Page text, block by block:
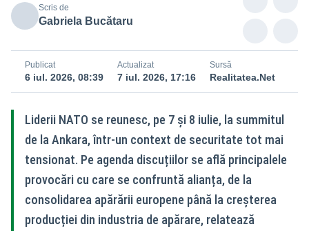
Scris de
Gabriela Bucătaru
Publicat
6 iul. 2026, 08:39
Actualizat
7 iul. 2026, 17:16
Sursă
Realitatea.Net
Liderii NATO se reunesc, pe 7 și 8 iulie, la summitul
de la Ankara, într-un context de securitate tot mai
tensionat. Pe agenda discuțiilor se află principalele
provocări cu care se confruntă alianța, de la
consolidarea apărării europene până la creșterea
producției din industria de apărare, relatează